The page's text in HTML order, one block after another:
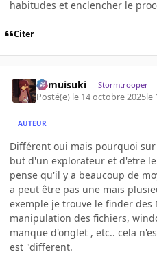
habitudes et enclencher le
Citer
kamuisuki Stormtrooper
Posté(e) le 14 octobre 2025le
AUTEUR
Différent oui mais pourquoi
but d'un explorateur et d'etre
pense qu'il y a beaucoup de
a peut être pas une mais
exemple je trouve le finder des
manipulation des fichiers,
manque d'onglet , etc.. cela
est "different.